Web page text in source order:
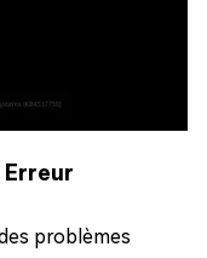
problèmes